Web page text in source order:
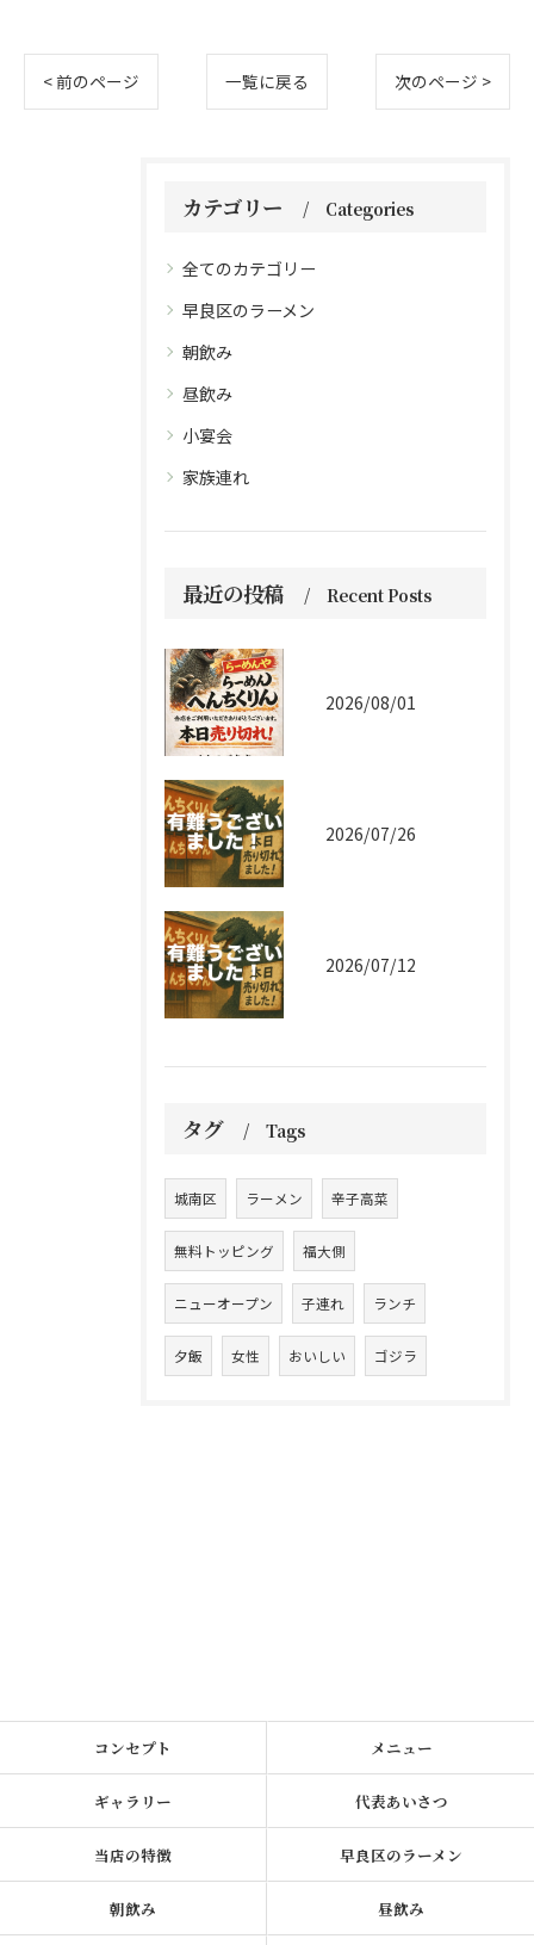
< 前のページ 一覧に戻る 次のページ >
カテゴリー Categories
全てのカテゴリー
早良区のラーメン
朝飲み
昼飲み
小宴会
家族連れ
最近の投稿 Recent Posts
2026/08/01
2026/07/26
2026/07/12
タグ Tags
城南区 ラーメン 辛子高菜
無料トッピング 福大側
ニューオープン 子連れ ランチ
夕飯 女性 おいしい ゴジラ
コンセプト メニュー
ギャラリー 代表あいさつ
当店の特徴 早良区のラーメン
朝飲み 昼飲み